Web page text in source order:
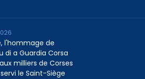
l'hommage de
di a Guardia Corsa
milliers de Corses
le Saint-Siège